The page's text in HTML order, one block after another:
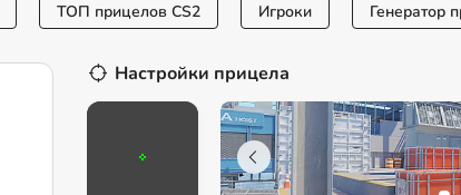
ТОП прицелов CS2 Игроки Генератор
Настройки прицела